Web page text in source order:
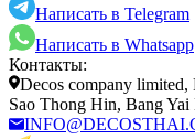
Написать в Telegram
Написать в Whatsapp
Контакты:
Decos company
Sao Thong Hin, Bang